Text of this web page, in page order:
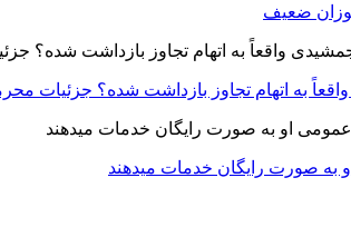
ضعیف
به اتهام تجاوز بازداشت شده؟ جزئیات
به صورت رایگان خدمات میدهند